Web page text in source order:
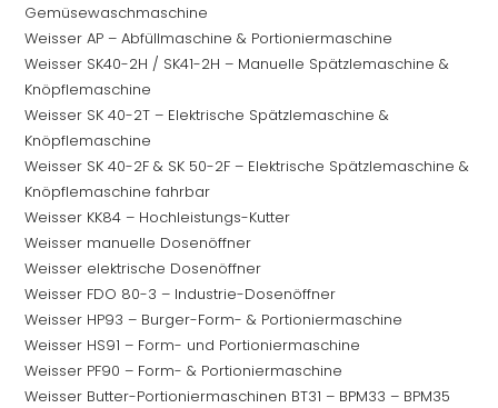
Gemüsewaschmaschine
Weisser AP – Abfüllmaschine & Portioniermaschine
Weisser SK40-2H / SK41-2H – Manuelle Spätzlemaschine &
Knöpflemaschine
Weisser SK 40-2T – Elektrische Spätzlemaschine &
Knöpflemaschine
Weisser SK 40-2F & SK 50-2F – Elektrische Spätzlemaschine &
Knöpflemaschine fahrbar
Weisser KK84 – Hochleistungs-Kutter
Weisser manuelle Dosenöffner
Weisser elektrische Dosenöffner
Weisser FDO 80-3 – Industrie-Dosenöffner
Weisser HP93 – Burger-Form- & Portioniermaschine
Weisser HS91 – Form- und Portioniermaschine
Weisser PF90 – Form- & Portioniermaschine
Weisser Butter-Portioniermaschinen BT31 – BPM33 – BPM35